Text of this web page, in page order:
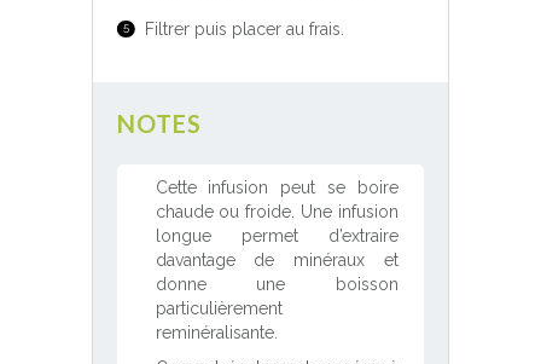
Filtrer puis placer au frais.
NOTES
Cette infusion peut se boire
chaude ou froide. Une infusion
longue permet d’extraire
davantage de minéraux et
donne une boisson
particulièrement
reminéralisante.